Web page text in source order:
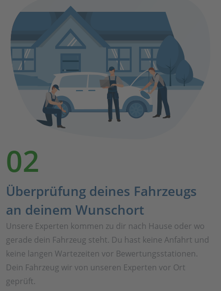
02
Überprüfung deines Fahrzeugs
an deinem Wunschort
Unsere Experten kommen zu dir nach Hause oder wo
gerade dein Fahrzeug steht. Du hast keine Anfahrt und
keine langen Wartezeiten vor Bewertungsstationen.
Dein Fahrzeug wir von unseren Experten vor Ort
geprüft.